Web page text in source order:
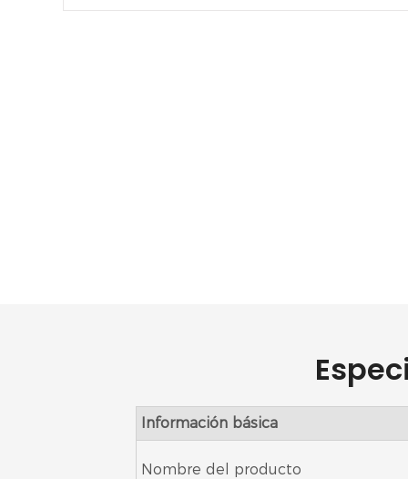
Información básica
Nombre del producto